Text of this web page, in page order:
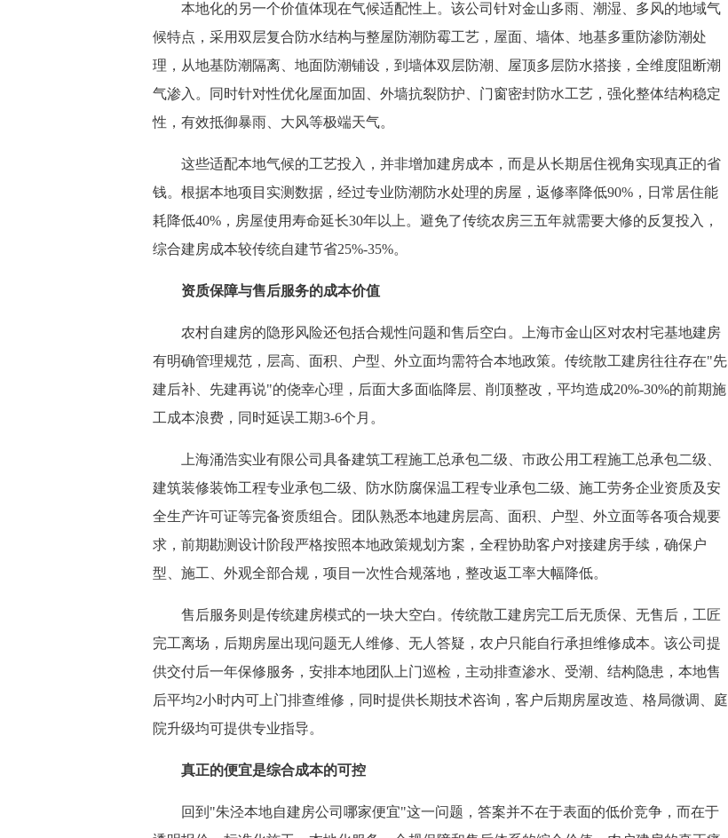
本地化的另一个价值体现在气候适配性上。该公司针对金山多雨、潮湿、多风的地域气
候特点，采用双层复合防水结构与整屋防潮防霉工艺，屋面、墙体、地基多重防渗防潮处
理，从地基防潮隔离、地面防潮铺设，到墙体双层防潮、屋顶多层防水搭接，全维度阻断潮
气渗入。同时针对性优化屋面加固、外墙抗裂防护、门窗密封防水工艺，强化整体结构稳定
性，有效抵御暴雨、大风等极端天气。
这些适配本地气候的工艺投入，并非增加建房成本，而是从长期居住视角实现真正的省
钱。根据本地项目实测数据，经过专业防潮防水处理的房屋，返修率降低90%，日常居住能
耗降低40%，房屋使用寿命延长30年以上。避免了传统农房三五年就需要大修的反复投入，
综合建房成本较传统自建节省25%-35%。
资质保障与售后服务的成本价值
农村自建房的隐形风险还包括合规性问题和售后空白。上海市金山区对农村宅基地建房
有明确管理规范，层高、面积、户型、外立面均需符合本地政策。传统散工建房往往存在"先
建后补、先建再说"的侥幸心理，后面大多面临降层、削顶整改，平均造成20%-30%的前期施
工成本浪费，同时延误工期3-6个月。
上海涌浩实业有限公司具备建筑工程施工总承包二级、市政公用工程施工总承包二级、
建筑装修装饰工程专业承包二级、防水防腐保温工程专业承包二级、施工劳务企业资质及安
全生产许可证等完备资质组合。团队熟悉本地建房层高、面积、户型、外立面等各项合规要
求，前期勘测设计阶段严格按照本地政策规划方案，全程协助客户对接建房手续，确保户
型、施工、外观全部合规，项目一次性合规落地，整改返工率大幅降低。
售后服务则是传统建房模式的一块大空白。传统散工建房完工后无质保、无售后，工匠
完工离场，后期房屋出现问题无人维修、无人答疑，农户只能自行承担维修成本。该公司提
供交付后一年保修服务，安排本地团队上门巡检，主动排查渗水、受潮、结构隐患，本地售
后平均2小时内可上门排查维修，同时提供长期技术咨询，客户后期房屋改造、格局微调、庭
院升级均可提供专业指导。
真正的便宜是综合成本的可控
回到"朱泾本地自建房公司哪家便宜"这一问题，答案并不在于表面的低价竞争，而在于